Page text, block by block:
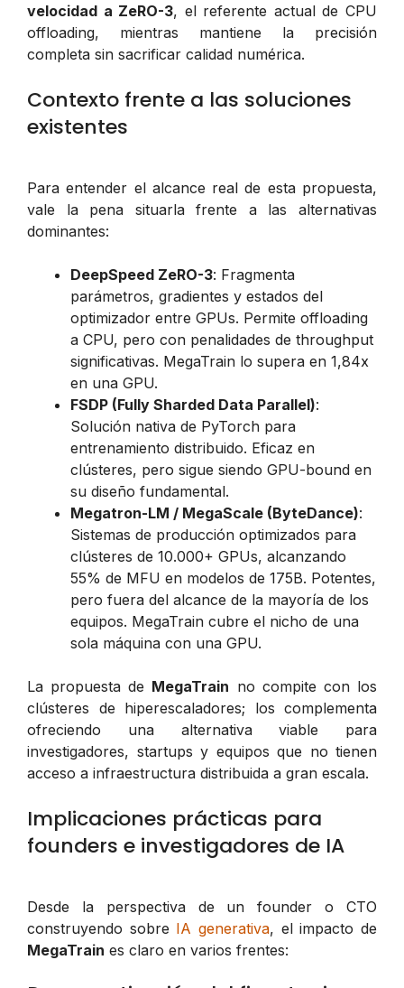
velocidad a ZeRO-3, el referente actual de CPU
offloading, mientras mantiene la precisión
completa sin sacrificar calidad numérica.
Contexto frente a las soluciones
existentes
Para entender el alcance real de esta propuesta,
vale la pena situarla frente a las alternativas
dominantes:
DeepSpeed ZeRO-3: Fragmenta
parámetros, gradientes y estados del
optimizador entre GPUs. Permite offloading
a CPU, pero con penalidades de throughput
significativas. MegaTrain lo supera en 1,84x
en una GPU.
FSDP (Fully Sharded Data Parallel):
Solución nativa de PyTorch para
entrenamiento distribuido. Eficaz en
clústeres, pero sigue siendo GPU-bound en
su diseño fundamental.
Megatron-LM / MegaScale (ByteDance):
Sistemas de producción optimizados para
clústeres de 10.000+ GPUs, alcanzando
55% de MFU en modelos de 175B. Potentes,
pero fuera del alcance de la mayoría de los
equipos. MegaTrain cubre el nicho de una
sola máquina con una GPU.
La propuesta de MegaTrain no compite con los
clústeres de hiperescaladores; los complementa
ofreciendo una alternativa viable para
investigadores, startups y equipos que no tienen
acceso a infraestructura distribuida a gran escala.
Implicaciones prácticas para
founders e investigadores de IA
Desde la perspectiva de un founder o CTO
construyendo sobre IA generativa, el impacto de
MegaTrain es claro en varios frentes: